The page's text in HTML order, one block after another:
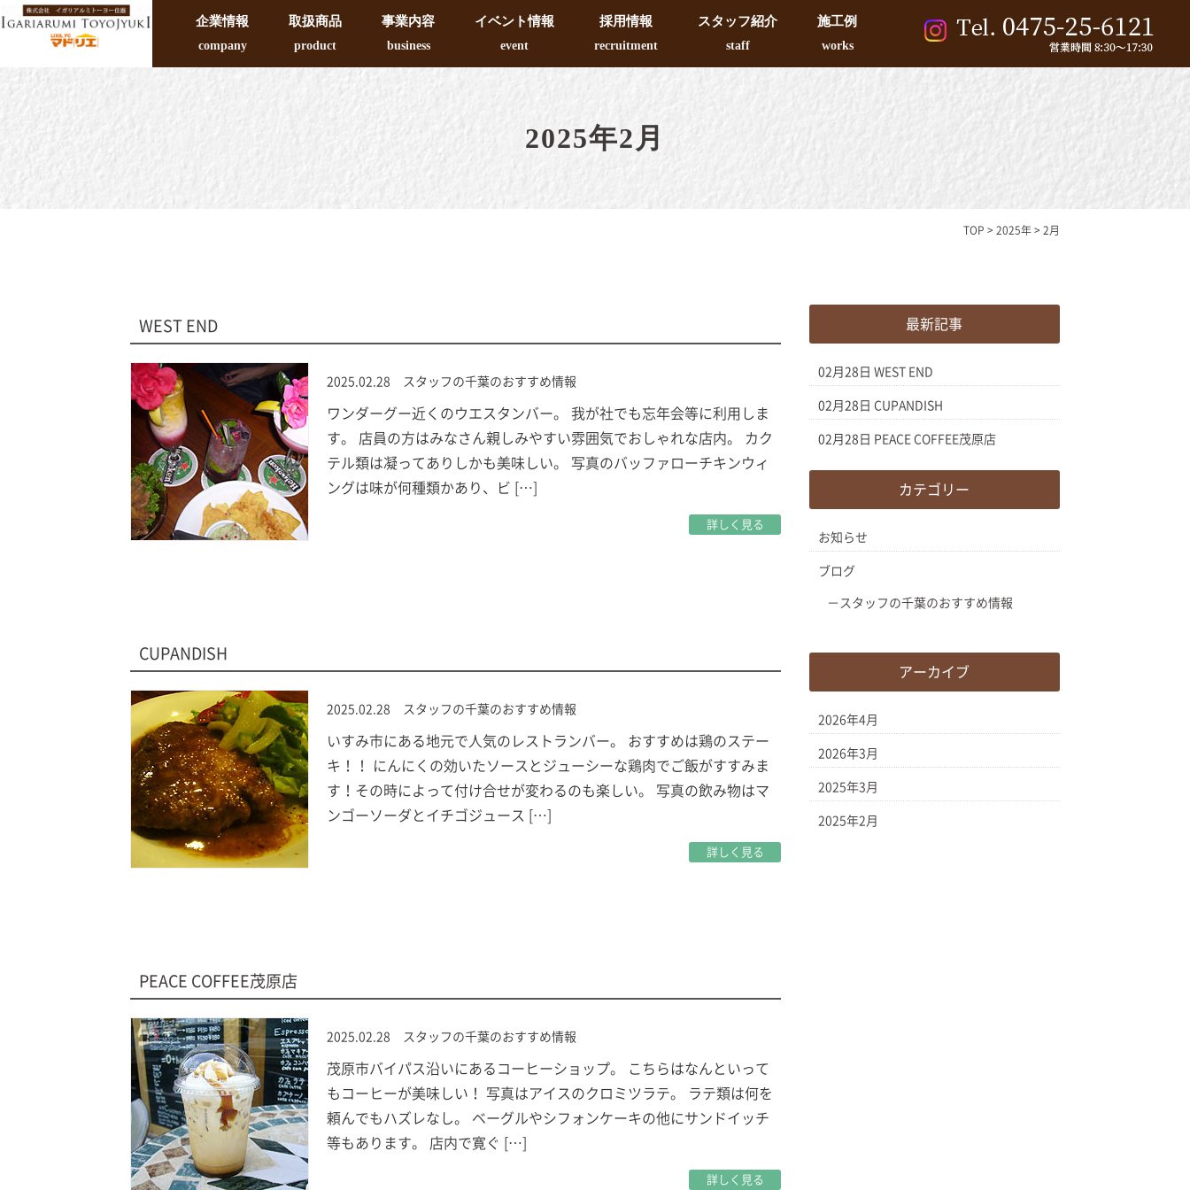
企業情報
company
取扱商品
product
事業内容
business
イベント情報
event
採用情報
recruitment
スタッフ紹介
staff
施工例
works
2025年2月
TOP > 2025年 > 2月
WEST END
2025.02.28 スタッフの千葉のおすすめ情報
ワンダーグー近くのウエスタンバー。 我が社でも忘年会等に利用しま
す。 店員の方はみなさん親しみやすい雰囲気でおしゃれな店内。 カク
テル類は凝ってありしかも美味しい。 写真のバッファローチキンウィ
ングは味が何種類かあり、ビ […]
詳しく見る
CUPANDISH
2025.02.28 スタッフの千葉のおすすめ情報
いすみ市にある地元で人気のレストランバー。 おすすめは鶏のステー
キ！！ にんにくの効いたソースとジューシーな鶏肉でご飯がすすみま
す！その時によって付け合せが変わるのも楽しい。 写真の飲み物はマ
ンゴーソーダとイチゴジュース […]
詳しく見る
PEACE COFFEE茂原店
2025.02.28 スタッフの千葉のおすすめ情報
茂原市バイパス沿いにあるコーヒーショップ。 こちらはなんといって
もコーヒーが美味しい！ 写真はアイスのクロミツラテ。 ラテ類は何を
頼んでもハズレなし。 ベーグルやシフォンケーキの他にサンドイッチ
等もあります。 店内で寛ぐ […]
詳しく見る
最新記事
02月28日 WEST END
02月28日 CUPANDISH
02月28日 PEACE COFFEE茂原店
カテゴリー
お知らせ
ブログ
スタッフの千葉のおすすめ情報
アーカイブ
2026年4月
2026年3月
2025年3月
2025年2月